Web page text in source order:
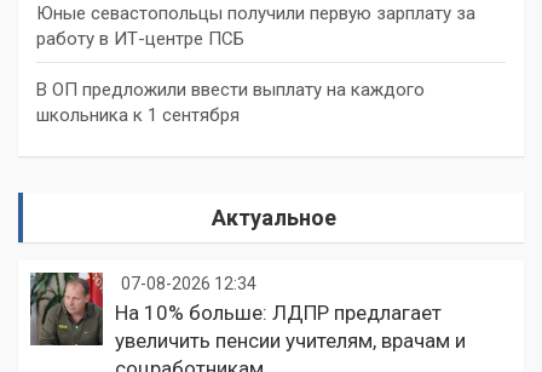
Юные севастопольцы получили первую зарплату за
работу в ИТ-центре ПСБ
В ОП предложили ввести выплату на каждого
школьника к 1 сентября
Актуальное
07-08-2026 12:34
На 10% больше: ЛДПР предлагает
увеличить пенсии учителям, врачам и